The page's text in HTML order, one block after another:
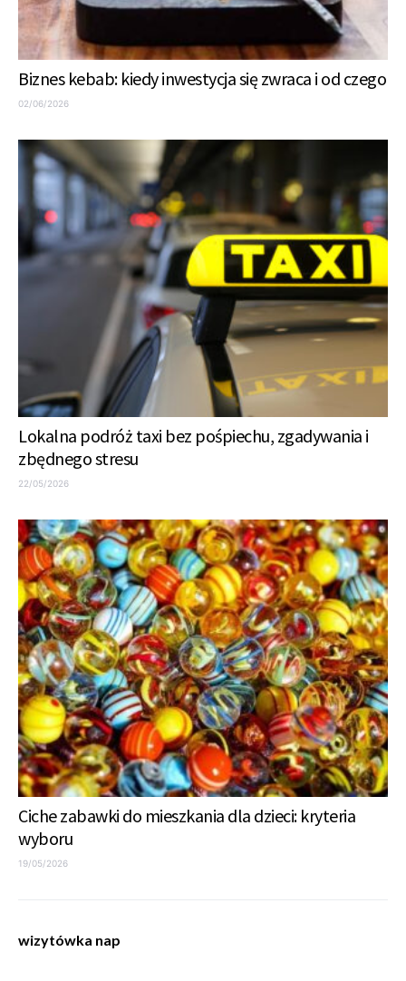
Biznes kebab: kiedy inwestycja się zwraca i od czego
02/06/2026
Lokalna podróż taxi bez pośpiechu, zgadywania i
zbędnego stresu
22/05/2026
Ciche zabawki do mieszkania dla dzieci: kryteria
wyboru
19/05/2026
wizytówka nap